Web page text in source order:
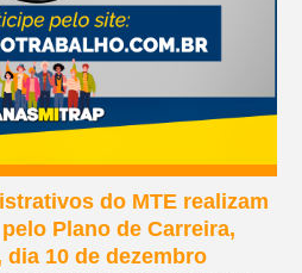
do MTE realizam
Plano de Carreira,
10 de dezembro